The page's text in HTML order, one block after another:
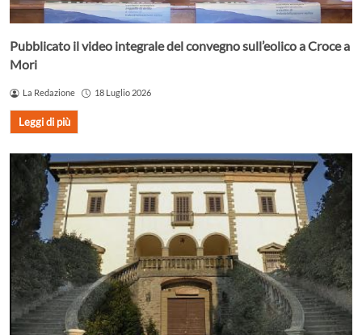
Pubblicato il video integrale del convegno sull’eolico a Croce a
Mori
La Redazione 18 Luglio 2026
Leggi di più